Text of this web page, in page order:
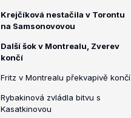
Krejčíková nestačila v Torontu
na Samsonovovou
Další šok v Montrealu, Zverev
končí
Fritz v Montrealu překvapivě končí
Rybakinová zvládla bitvu s
Kasatkinovou